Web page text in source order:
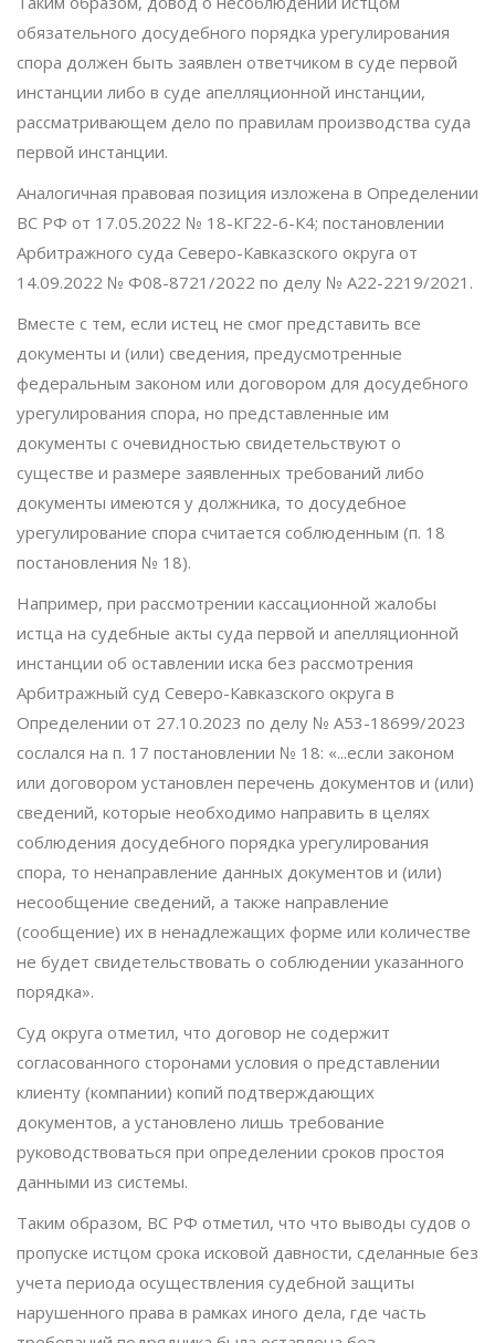
обязательного досудебного порядка урегулирования
спора должен быть заявлен ответчиком в суде первой
инстанции либо в суде апелляционной инстанции,
рассматривающем дело по правилам производства суда
первой инстанции.
Аналогичная правовая позиция изложена в Определении
ВС РФ от 17.05.2022 № 18-КГ22-6-К4; постановлении
Арбитражного суда Северо-Кавказского округа от
14.09.2022 № Ф08-8721/2022 по делу № А22-2219/2021.
Вместе с тем, если истец не смог представить все
документы и (или) сведения, предусмотренные
федеральным законом или договором для досудебного
урегулирования спора, но представленные им
документы с очевидностью свидетельствуют о
существе и размере заявленных требований либо
документы имеются у должника, то досудебное
урегулирование спора считается соблюденным (п. 18
постановления № 18).
Например, при рассмотрении кассационной жалобы
истца на судебные акты суда первой и апелляционной
инстанции об оставлении иска без рассмотрения
Арбитражный суд Северо-Кавказского округа в
Определении от 27.10.2023 по делу № А53-18699/2023
сослался на п. 17 постановлении № 18: «...если законом
или договором установлен перечень документов и (или)
сведений, которые необходимо направить в целях
соблюдения досудебного порядка урегулирования
спора, то ненаправление данных документов и (или)
несообщение сведений, а также направление
(сообщение) их в ненадлежащих форме или количестве
не будет свидетельствовать о соблюдении указанного
порядка».
Суд округа отметил, что договор не содержит
согласованного сторонами условия о представлении
клиенту (компании) копий подтверждающих
документов, а установлено лишь требование
руководствоваться при определении сроков простоя
данными из системы.
Таким образом, ВС РФ отметил, что что выводы судов о
пропуске истцом срока исковой давности, сделанные без
учета периода осуществления судебной защиты
нарушенного права в рамках иного дела, где часть